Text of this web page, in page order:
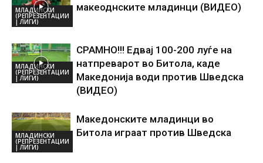
МЛАДИНСКИ
(РЕПРЕЗЕНТАЦИИ
| ЛИГИ)
макеоднските младинци (ВИДЕО)
МЛАДИНСКИ
(РЕПРЕЗЕНТАЦИИ
| ЛИГИ)
СРАМНО!!! Едвај 100-200 луѓе на
натпреварот во Битола, каде
Македонија води против Шведска
(ВИДЕО)
МЛАДИНСКИ
(РЕПРЕЗЕНТАЦИИ
| ЛИГИ)
Македонските младинци во
Битола играат против Шведска